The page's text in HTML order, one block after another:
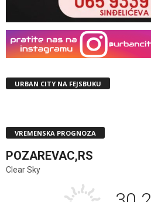
URBAN CITY NA FEJSBUKU
VREMENSKA PROGNOZA
POZAREVAC,RS
Clear Sky